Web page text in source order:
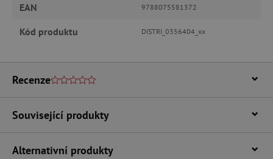
EAN 9788075581372
Kód produktu DISTRI_0356404_xx
Recenze
Související produkty
Alternativní produkty
FUNKČNÍ SOUBORY
Analytické cookies
Funkční soubory
Nezbytně nutné soubory cookie umožňují
základní funkce webových stránek, jako je
stránky nelze bez nezbytně nutných souborů